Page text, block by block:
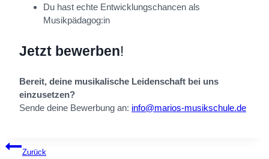
Du hast echte Entwicklungschancen als
Musikpädagog:in
Jetzt bewerben!
Bereit, deine musikalische Leidenschaft bei uns
einzusetzen?
Sende deine Bewerbung an: info@marios-musikschule.de
Beitragsnavigation
Zurück